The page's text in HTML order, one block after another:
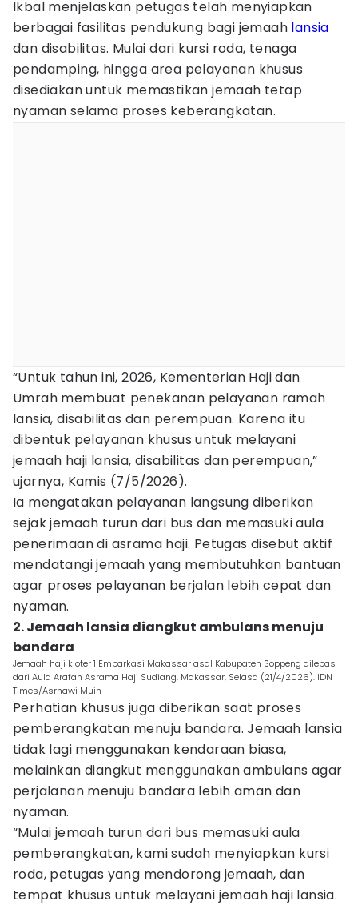
Ikbal menjelaskan petugas telah menyiapkan
berbagai fasilitas pendukung bagi jemaah lansia
dan disabilitas. Mulai dari kursi roda, tenaga
pendamping, hingga area pelayanan khusus
disediakan untuk memastikan jemaah tetap
nyaman selama proses keberangkatan.
“Untuk tahun ini, 2026, Kementerian Haji dan
Umrah membuat penekanan pelayanan ramah
lansia, disabilitas dan perempuan. Karena itu
dibentuk pelayanan khusus untuk melayani
jemaah haji lansia, disabilitas dan perempuan,”
ujarnya, Kamis (7/5/2026).
Ia mengatakan pelayanan langsung diberikan
sejak jemaah turun dari bus dan memasuki aula
penerimaan di asrama haji. Petugas disebut aktif
mendatangi jemaah yang membutuhkan bantuan
agar proses pelayanan berjalan lebih cepat dan
nyaman.
2. Jemaah lansia diangkut ambulans menuju
bandara
Jemaah haji kloter 1 Embarkasi Makassar asal Kabupaten Soppeng dilepas
dari Aula Arafah Asrama Haji Sudiang, Makassar, Selasa (21/4/2026). IDN
Times/Asrhawi Muin
Perhatian khusus juga diberikan saat proses
pemberangkatan menuju bandara. Jemaah lansia
tidak lagi menggunakan kendaraan biasa,
melainkan diangkut menggunakan ambulans agar
perjalanan menuju bandara lebih aman dan
nyaman.
“Mulai jemaah turun dari bus memasuki aula
pemberangkatan, kami sudah menyiapkan kursi
roda, petugas yang mendorong jemaah, dan
tempat khusus untuk melayani jemaah haji lansia.